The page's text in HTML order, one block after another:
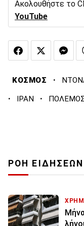
Ακολουθήστε το
YouTube
ΚΟΣΜΟΣ ·
· ΙΡΑΝ ·
ΡΟΗ ΕΙΔΗΣΕΩΝ